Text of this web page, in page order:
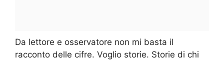
Da lettore e osservatore non mi basta il
racconto delle cifre. Voglio storie. Storie di chi